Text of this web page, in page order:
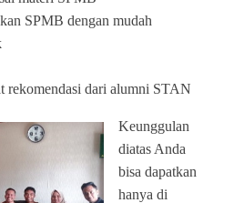
SPMB dengan mudah
rekomendasi dari alumni STAN
Keunggulan
diatas Anda
bisa dapatkan
hanya di